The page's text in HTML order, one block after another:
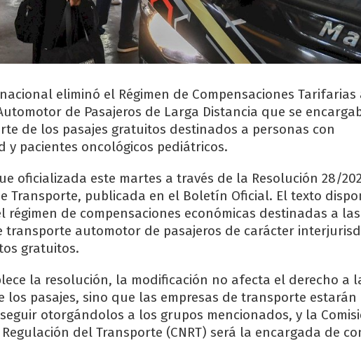
eliminó el Régimen de Compensaciones Tarifarias
de Pasajeros de Larga Distancia que se
de los pasajes gratuitos destinados a personas con
y pacientes oncológicos pediátricos.
oficializada este martes a través de la Resolución 28/
Transporte, publicada en el Boletín Oficial. El texto
régimen de compensaciones económicas destinadas a las
transporte automotor de pasajeros de carácter
gratuitos.
la resolución, la modificación no afecta el derecho a
los pasajes, sino que las empresas de transporte estarán
otorgándolos a los grupos mencionados, y la
del Transporte (CNRT) será la encargada de